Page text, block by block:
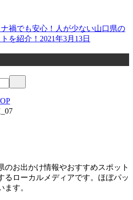
ナ禍でも安心！人が少ない山口県の
を紹介！ 2021年3月13日
のお出かけ情報やおすすめスポット
るローカルメディアです。ほぼパッ
ます。